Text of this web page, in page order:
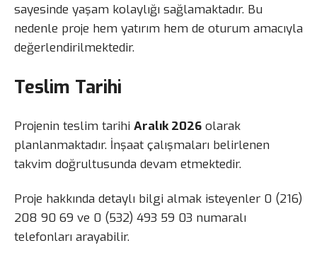
sayesinde yaşam kolaylığı sağlamaktadır. Bu
nedenle proje hem yatırım hem de oturum amacıyla
değerlendirilmektedir.
Teslim Tarihi
Projenin teslim tarihi Aralık 2026 olarak
planlanmaktadır. İnşaat çalışmaları belirlenen
takvim doğrultusunda devam etmektedir.
Proje hakkında detaylı bilgi almak isteyenler 0 (216)
208 90 69 ve 0 (532) 493 59 03 numaralı
telefonları arayabilir.